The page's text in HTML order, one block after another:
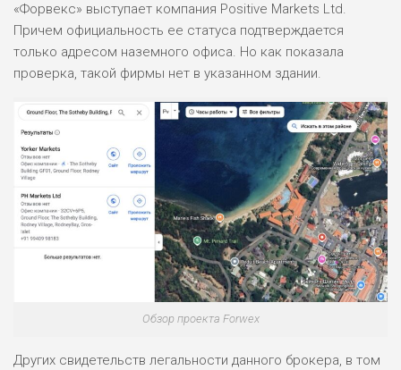
«Форвекс» выступает компания Positive Markets Ltd.
Причем официальность ее статуса подтверждается
только адресом наземного офиса. Но как показала
проверка, такой фирмы нет в указанном здании.
Обзор проекта Forwex
Других свидетельств легальности данного брокера, в том